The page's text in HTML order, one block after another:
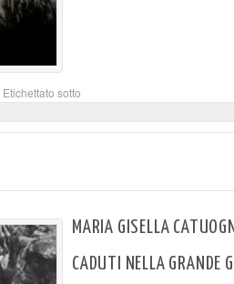
Etichettato sotto
MARIA GISELLA
CADUTI NELLA GRANDE